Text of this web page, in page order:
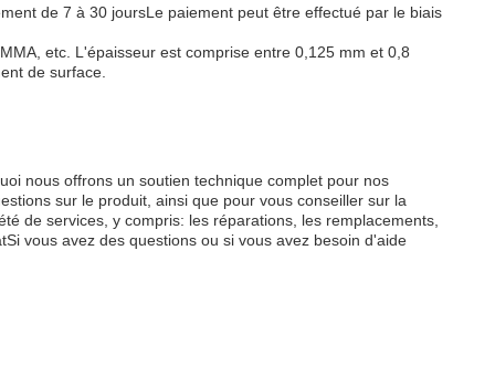
de 7 à 30 joursLe paiement peut être effectué par le biais
etc. L'épaisseur est comprise entre 0,125 mm et 0,8
de surface.
nous offrons un soutien technique complet pour nos
sur le produit, ainsi que pour vous conseiller sur la
de services, y compris: les réparations, les remplacements,
vous avez des questions ou si vous avez besoin d'aide